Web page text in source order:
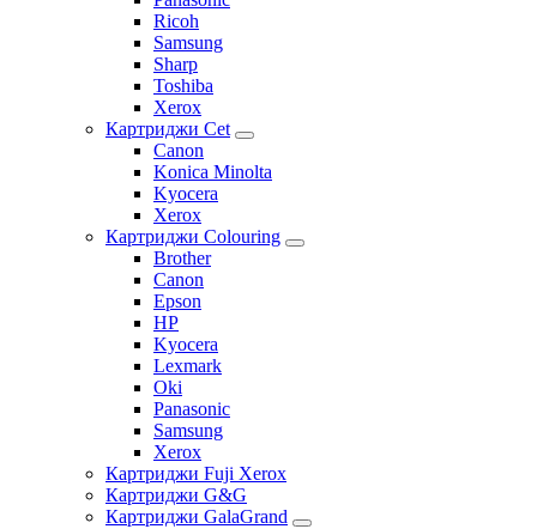
Ricoh
Samsung
Sharp
Toshiba
Xerox
Картриджи Cet
Canon
Konica Minolta
Kyocera
Xerox
Картриджи Colouring
Brother
Canon
Epson
HP
Kyocera
Lexmark
Oki
Panasonic
Samsung
Xerox
Картриджи Fuji Xerox
Картриджи G&G
Картриджи GalaGrand